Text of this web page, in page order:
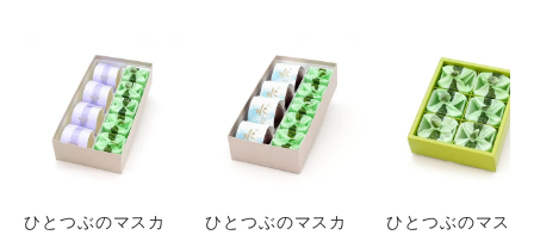
ひとつぶのマスカ
ひとつぶのマスカ
ひとつぶのマスカ